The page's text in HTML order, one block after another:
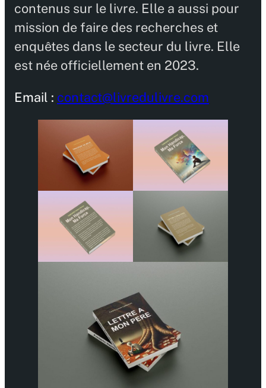
contenus sur le livre. Elle a aussi pour
mission de faire des recherches et
enquêtes dans le secteur du livre. Elle
est née officiellement en 2023.
Email : contact@livredulivre.com